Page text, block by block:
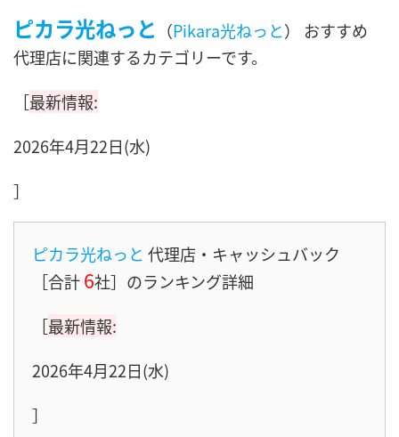
ピカラ光ねっと （Pikara光ねっと） おすすめ
代理店に関連するカテゴリーです。
［最新情報:
2026年4月22日(水)
］
ピカラ光ねっと 代理店・キャッシュバック
［合計6社］のランキング詳細
［最新情報:
2026年4月22日(水)
］